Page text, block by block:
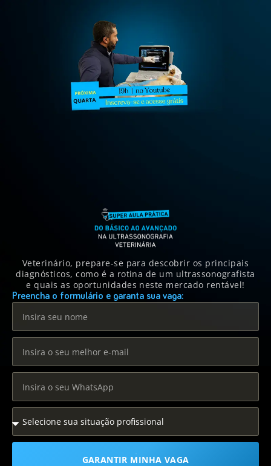
Veterinário, prepare-se para descobrir os principais
diagnósticos, como é a rotina de um ultrassonografista
e quais as oportunidades neste mercado rentável!
Preencha o formulário e garanta sua vaga:
GARANTIR MINHA VAGA